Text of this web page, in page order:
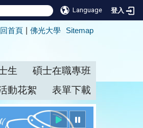
Language 登入
回首頁 佛光大學 Sitemap
生
碩士在職專班
動花絮 表單下載